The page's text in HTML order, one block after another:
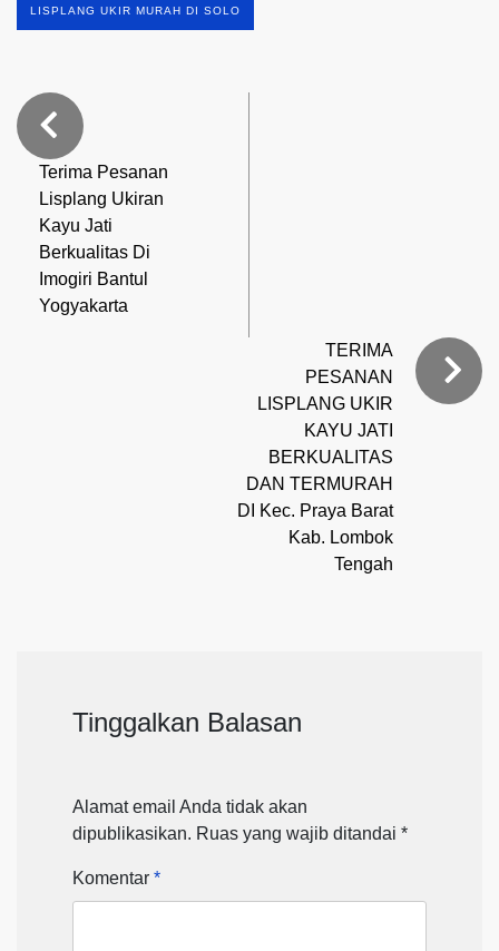
LISPLANG UKIR MURAH DI SOLO
Terima Pesanan
Lisplang Ukiran
Kayu Jati
Berkualitas Di
Imogiri Bantul
Yogyakarta
TERIMA
PESANAN
LISPLANG UKIR
KAYU JATI
BERKUALITAS
DAN TERMURAH
DI Kec. Praya Barat
Kab. Lombok
Tengah
Tinggalkan Balasan
Alamat email Anda tidak akan
dipublikasikan. Ruas yang wajib ditandai *
Komentar *